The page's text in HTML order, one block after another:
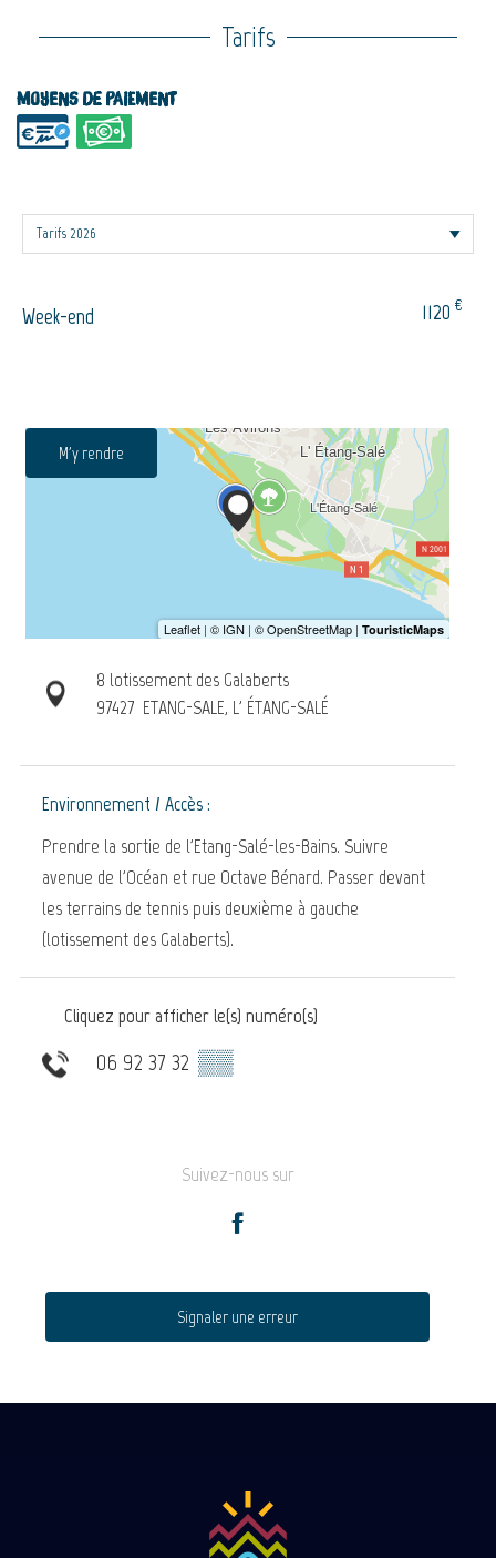
Tarifs
Moyens de paiement
Week-end 1120 €
M'y rendre
8 lotissement des Galaberts
97427 ETANG-SALE, L' ÉTANG-SALÉ
Environnement / Accès :
Prendre la sortie de l'Etang-Salé-les-Bains. Suivre
avenue de l'Océan et rue Octave Bénard. Passer devant
les terrains de tennis puis deuxième à gauche
(lotissement des Galaberts).
Cliquez pour afficher le(s) numéro(s)
06 92 37 32 ▒▒
Suivez-nous sur
Signaler une erreur